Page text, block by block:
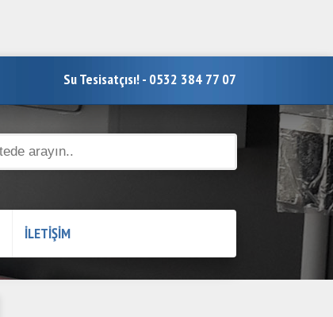
Su Tesisatçısı! - 0532 384 77 07
İLETİŞİM